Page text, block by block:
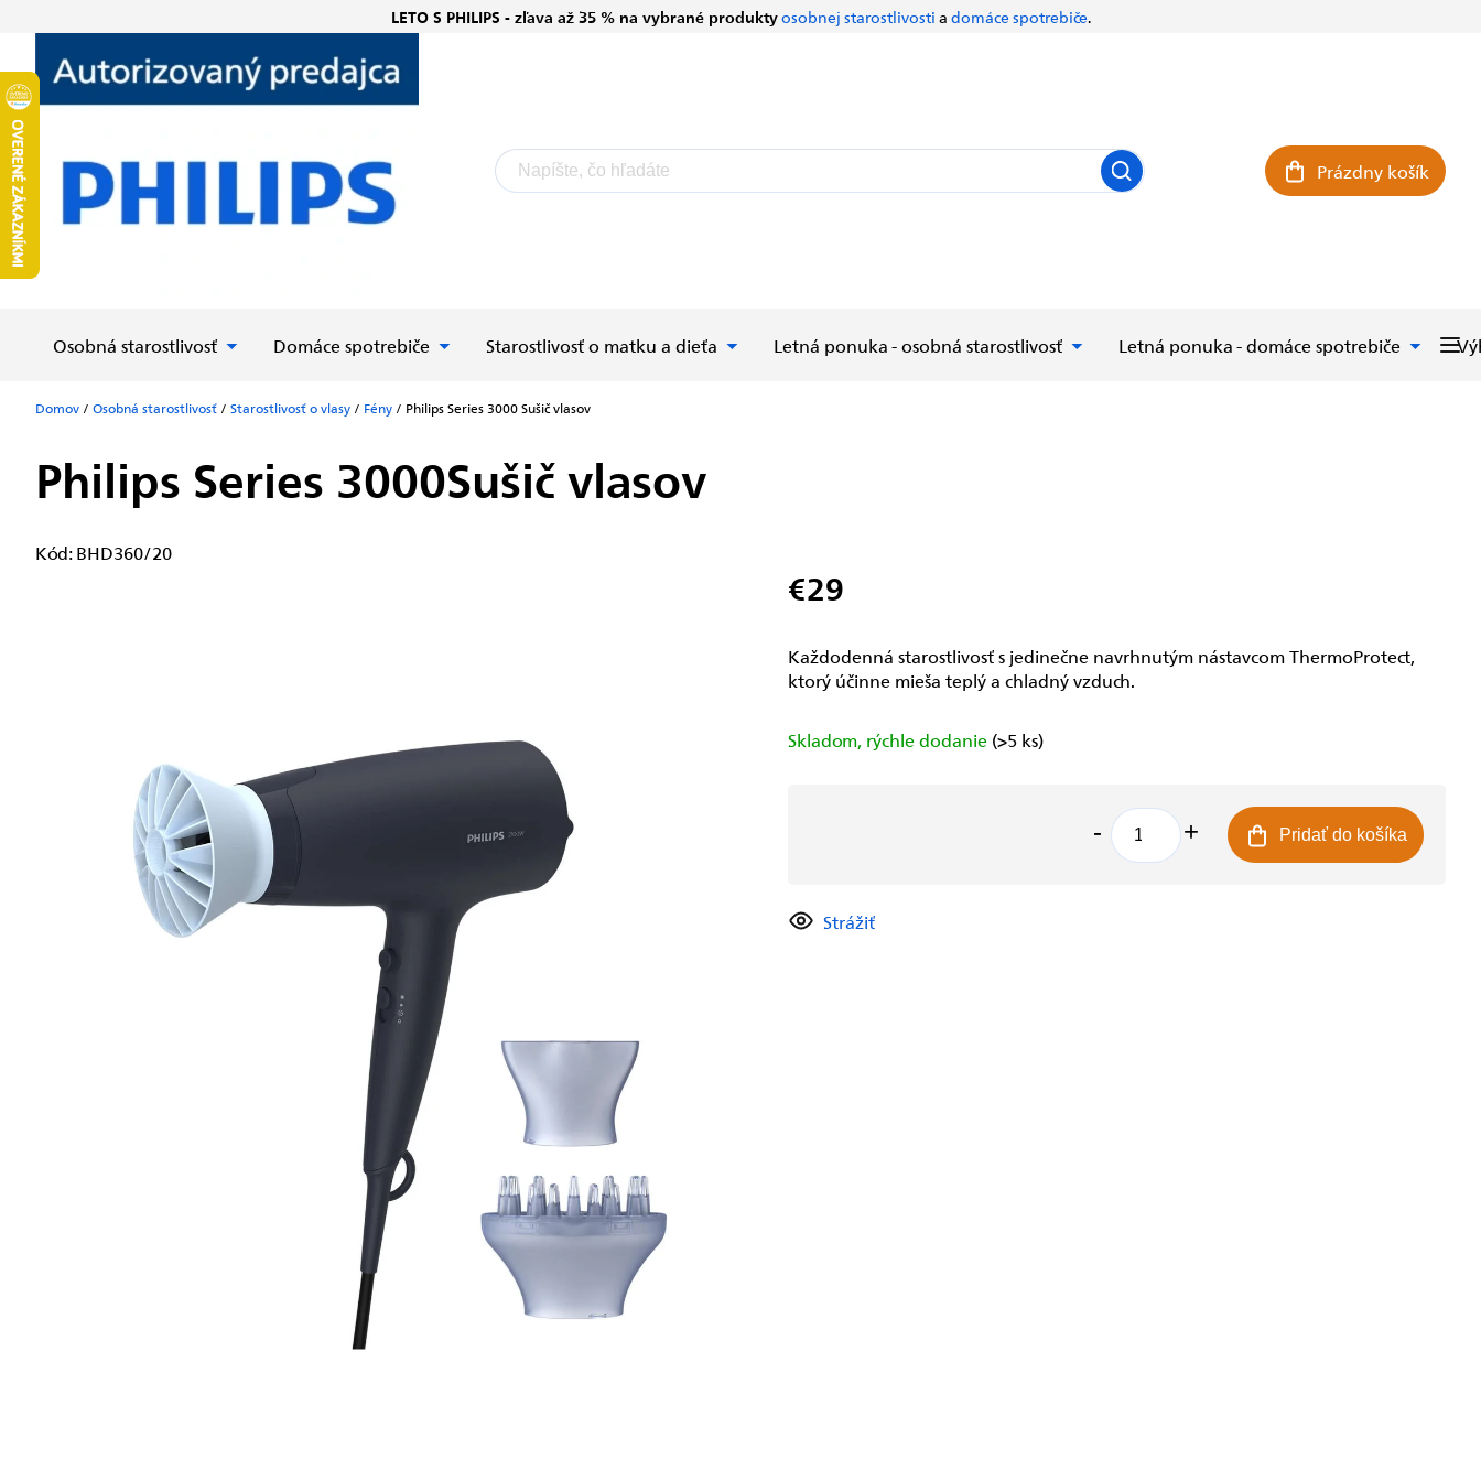
LETO S PHILIPS - zľava až 35 % na vybrané produktyosobnej starostlivosti a domáce spotrebiče.
Nákupný košík
Prázdny košík
Osobná starostlivosť Domáce spotrebiče Starostlivosť o matku a dieťa Letná ponuka - osobná starostlivosť Letná ponuka - domáce spotrebiče
Domov / Osobná starostlivosť / Starostlivosť o vlasy / Fény / Philips Series 3000Sušič vlasov
Philips Series 3000Sušič vlasov
Kód: BHD360/20
€29
cena:
Skladom, rýchle dodanie (>5 ks)
Pridať do košíka
Každodenná starostlivosť s jedinečne navrhnutým nástavcom ThermoProtect,
ktorý účinne mieša teplý a chladný vzduch.
Strážiť